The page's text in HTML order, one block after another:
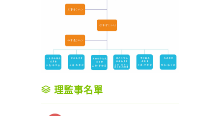
理監事名單